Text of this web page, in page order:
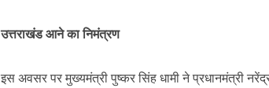
उत्तराखंड आने का निमंत्रण
इस अवसर पर मुख्यमंत्री पुष्कर सिंह धामी ने प्रधानमंत्री